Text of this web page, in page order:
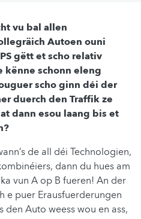
vu bal allen
Autoen ouni
gëtt et scho relativ
kënne schonn eleng
scho ginn déi der
duerch den Traffik ze
dann esou laang bis et
de all déi Technologien,
dann du hues am
vun A op B fueren! An der
e puer Erausfuerderungen
Auto weess wou en ass,